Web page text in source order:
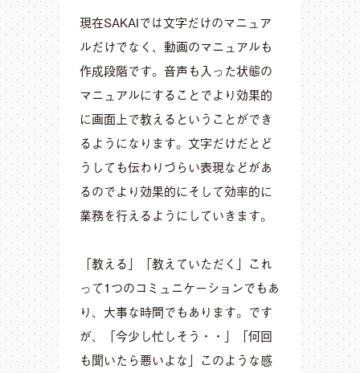
現在SAKAIでは文字だけのマニュア
ルだけでなく、動画のマニュアルも
作成段階です。音声も入った状態の
マニュアルにすることでより効果的
に画面上で教えるということができ
るようになります。文字だけだとど
うしても伝わりづらい表現などがあ
るのでより効果的にそして効率的に
業務を行えるようにしていきます。
「教える」「教えていただく」これ
って1つのコミュニケーションでもあ
り、大事な時間でもあります。です
が、「今少し忙しそう・・」「何回
も聞いたら悪いよな」このような感